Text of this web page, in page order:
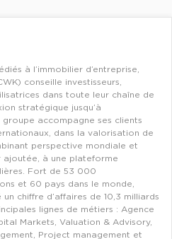
à l’immobilier d’entreprise,
conseille investisseurs,
dans toute leur chaîne de
stratégique jusqu’à
groupe accompagne ses clients
dans la valorisation de
perspective mondiale et
à une plateforme
Fort de 53 000
et 60 pays dans le monde,
chiffre d’affaires de 10,3 milliards
lignes de métiers : Agence
Markets, Valuation & Advisory,
Project management et